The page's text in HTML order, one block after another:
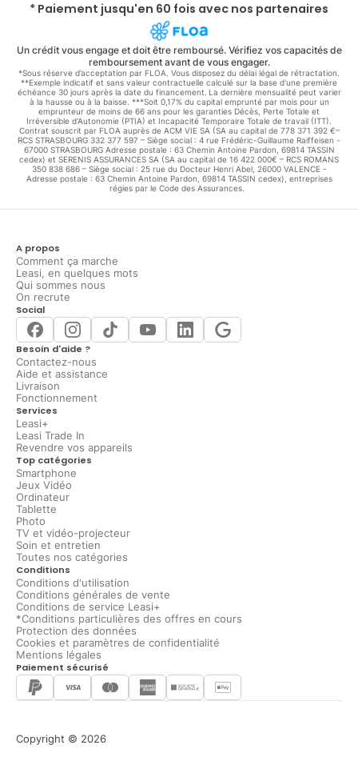
* Paiement jusqu'en 60 fois avec nos partenaires
Un crédit vous engage et doit être remboursé. Vérifiez vos capacités de
remboursement avant de vous engager.
*Sous réserve d’acceptation par FLOA. Vous disposez du délai légal de rétractation.
**Exemple indicatif et sans valeur contractuelle calculé sur la base d'une première
échéance 30 jours après la date du financement. La dernière mensualité peut varier
à la hausse ou à la baisse. ***Soit 0,17% du capital emprunté par mois pour un
emprunteur de moins de 66 ans pour les garanties Décès, Perte Totale et
Irréversible d'Autonomie (PTIA) et Incapacité Temporaire Totale de travail (ITT).
Contrat souscrit par FLOA auprès de ACM VIE SA (SA au capital de 778 371 392 €–
RCS STRASBOURG 332 377 597 – Siège social : 4 rue Frédéric-Guillaume Raiffeisen -
67000 STRASBOURG Adresse postale : 63 Chemin Antoine Pardon, 69814 TASSIN
cedex) et SERENIS ASSURANCES SA (SA au capital de 16 422 000€ – RCS ROMANS
350 838 686 – Siège social : 25 rue du Docteur Henri Abel, 26000 VALENCE -
Adresse postale : 63 Chemin Antoine Pardon, 69814 TASSIN cedex), entreprises
régies par le Code des Assurances.
A propos
Comment ça marche
Leasi, en quelques mots
Qui sommes nous
On recrute
Social
Besoin d'aide ?
Contactez-nous
Aide et assistance
Livraison
Fonctionnement
Services
Leasi+
Leasi Trade In
Revendre vos appareils
Top catégories
Smartphone
Jeux Vidéo
Ordinateur
Tablette
Photo
TV et vidéo-projecteur
Soin et entretien
Toutes nos catégories
Conditions
Conditions d'utilisation
Conditions générales de vente
Conditions de service Leasi+
*Conditions particulières des offres en cours
Protection des données
Cookies et paramètres de confidentialité
Mentions légales
Paiement sécurisé
Copyright © 2026